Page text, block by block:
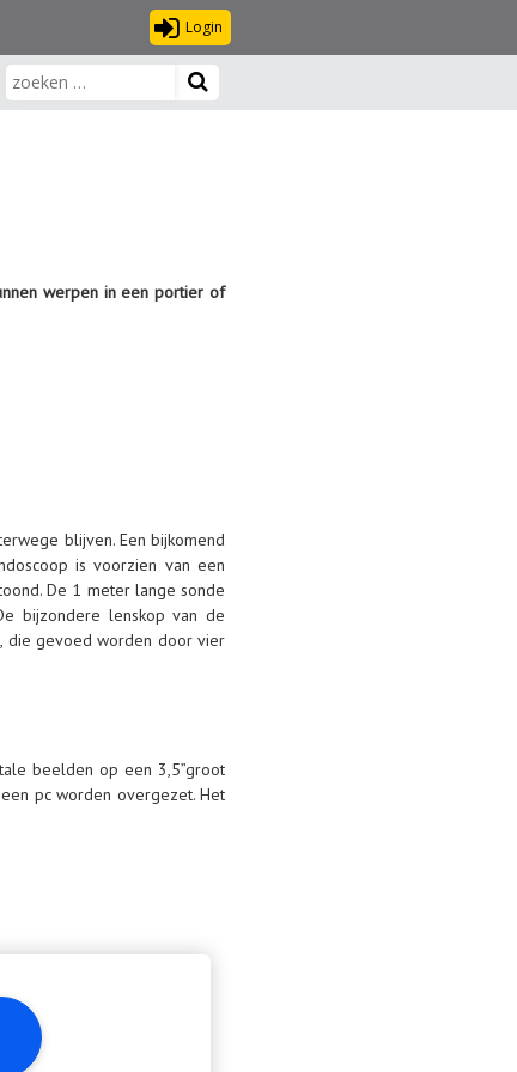
Login
werpen in een portier of
blijven. Een bijkomend
is voorzien van een
De 1 meter lange sonde
bijzondere lenskop van de
die gevoed worden door vier
beelden op een 3,5”groot
pc worden overgezet. Het